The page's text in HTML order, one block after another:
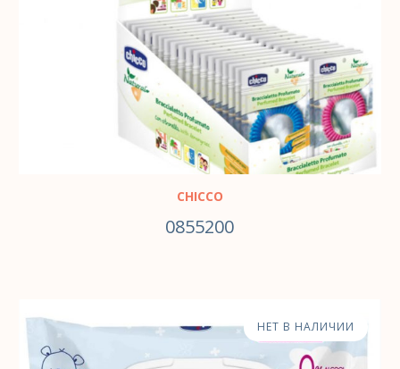
CHICCO
0855200
НЕТ В НАЛИЧИИ